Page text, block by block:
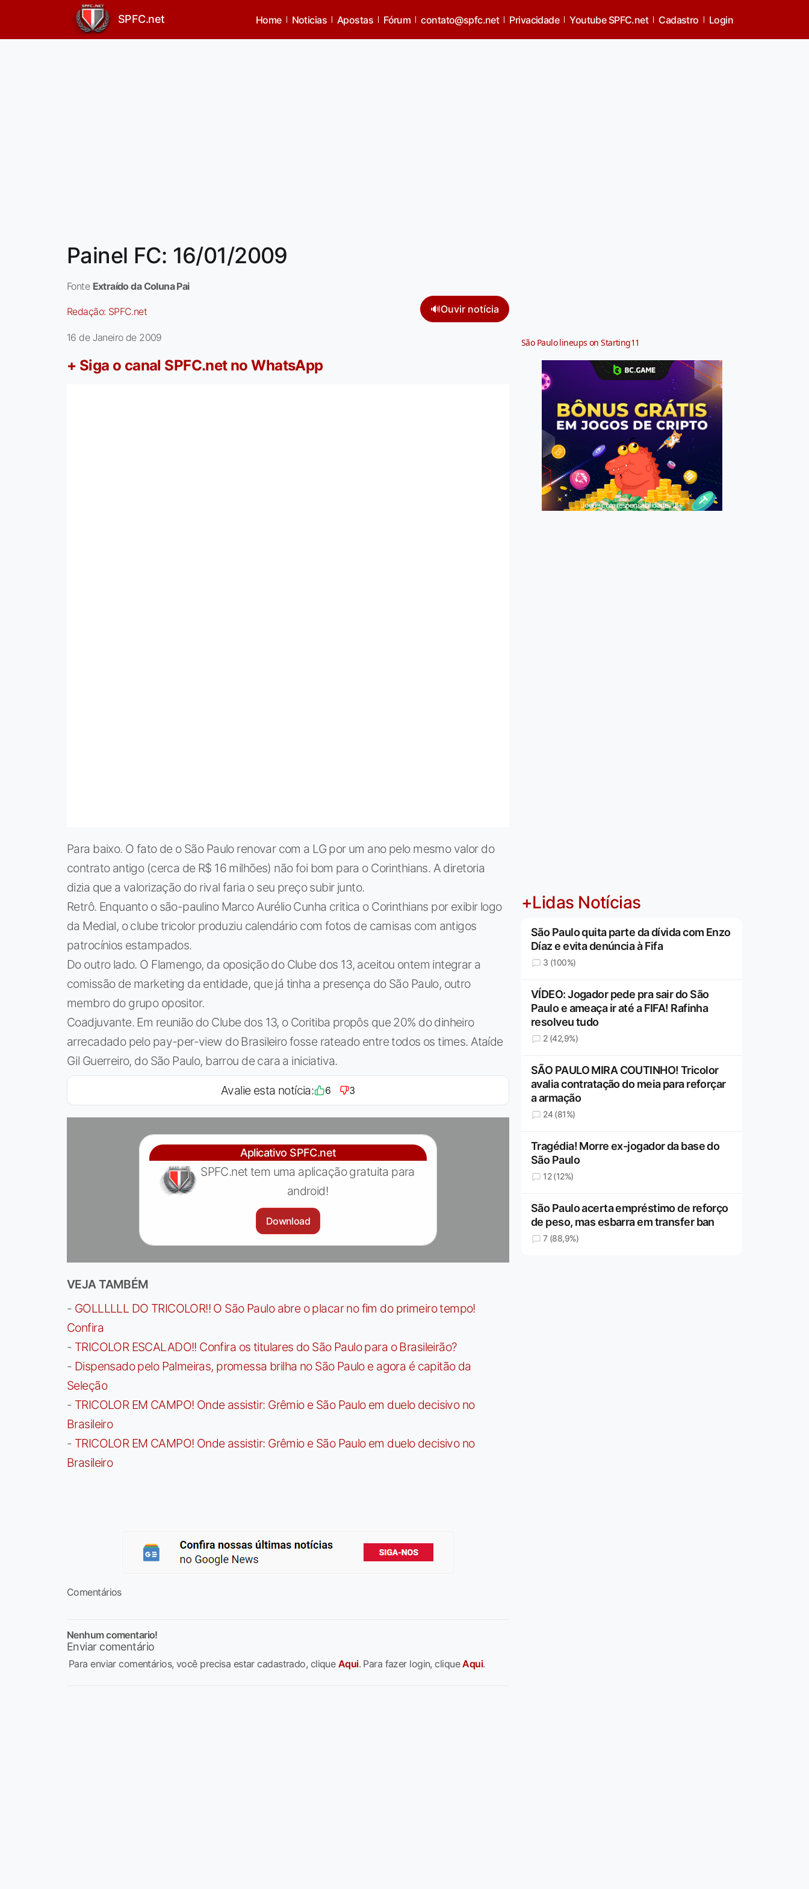
SPFC.net Home Noticias Apostas Fórum contato@spfc.net Privacidade Youtube SPFC.net Cadastro Login
Painel FC: 16/01/2009
Fonte Extraído da Coluna Pai
Redação: SPFC.net 🔊Ouvir notícia
16 de Janeiro de 2009
+ Siga o canal SPFC.net no WhatsApp
Para baixo. O fato de o São Paulo renovar com a LG por um ano pelo mesmo valor do
contrato antigo (cerca de R$ 16 milhões) não foi bom para o Corinthians. A diretoria
dizia que a valorização do rival faria o seu preço subir junto.
Retrô. Enquanto o são-paulino Marco Aurélio Cunha critica o Corinthians por exibir logo
da Medial, o clube tricolor produziu calendário com fotos de camisas com antigos
patrocínios estampados.
Do outro lado. O Flamengo, da oposição do Clube dos 13, aceitou ontem integrar a
comissão de marketing da entidade, que já tinha a presença do São Paulo, outro
membro do grupo opositor.
Coadjuvante. Em reunião do Clube dos 13, o Coritiba propôs que 20% do dinheiro
arrecadado pelo pay-per-view do Brasileiro fosse rateado entre todos os times. Ataíde
Gil Guerreiro, do São Paulo, barrou de cara a iniciativa.
Avalie esta notícia: 6 3
Aplicativo SPFC.net
SPFC.net tem uma aplicação gratuita para
android!
Download
VEJA TAMBÉM
- GOLLLLLL DO TRICOLOR!! O São Paulo abre o placar no fim do primeiro tempo!
Confira
- TRICOLOR ESCALADO!! Confira os titulares do São Paulo para o Brasileirão?
- Dispensado pelo Palmeiras, promessa brilha no São Paulo e agora é capitão da
Seleção
- TRICOLOR EM CAMPO! Onde assistir: Grêmio e São Paulo em duelo decisivo no
Brasileiro
- TRICOLOR EM CAMPO! Onde assistir: Grêmio e São Paulo em duelo decisivo no
Brasileiro
Comentários
Nenhum comentario!
Enviar comentário
Para enviar comentários, você precisa estar cadastrado, clique Aqui. Para fazer login, cliqueAqui.
São Paulo lineups on Starting11
Jogue com responsabilidade. 18+
+Lidas Notícias
São Paulo quita parte da dívida com Enzo
Díaz e evita denúncia à Fifa
3 (100%)
VÍDEO: Jogador pede pra sair do São
Paulo e ameaça ir até a FIFA! Rafinha
resolveu tudo
2 (42,9%)
SÃO PAULO MIRA COUTINHO! Tricolor
avalia contratação do meia para reforçar
a armação
24 (81%)
Tragédia! Morre ex-jogador da base do
São Paulo
12 (12%)
São Paulo acerta empréstimo de reforço
de peso, mas esbarra em transfer ban
7 (88,9%)